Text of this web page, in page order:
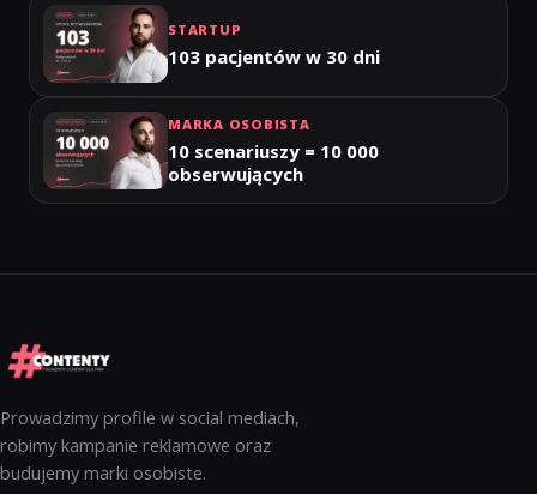
STARTUP
103 pacjentów w 30 dni
MARKA OSOBISTA
10 scenariuszy = 10 000
obserwujących
Prowadzimy profile w social mediach,
robimy kampanie reklamowe oraz
budujemy marki osobiste.